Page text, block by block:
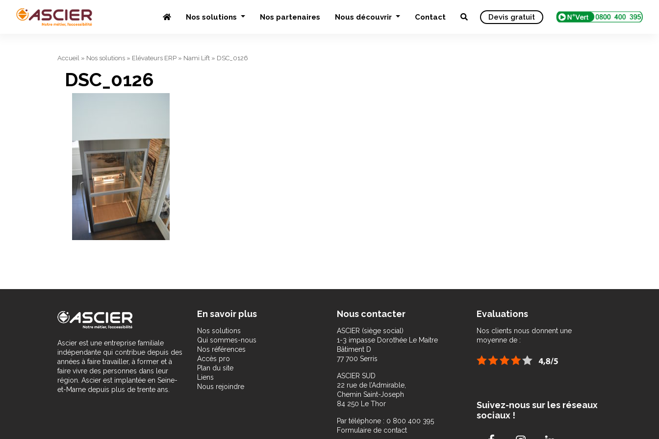
Nos solutions Nos partenaires Nous découvrir Contact Devis gratuit
Accueil » Nos solutions » Elévateurs ERP » Nami Lift » DSC_0126
DSC_0126
Ascier est une entreprise familiale
indépendante qui contribue depuis des
années à faire travailler, à former et à
faire vivre des personnes dans leur
région. Ascier est implantée en Seine-
et-Marne depuis plus de trente ans.
En savoir plus
Nos solutions
Qui sommes-nous
Nos références
Accès pro
Plan du site
Liens
Nous rejoindre
Nous contacter
ASCIER (siège social)
1-3 impasse Dorothée Le Maitre
Bâtiment D
77 700 Serris
ASCIER SUD
22 rue de l’Admirable,
Chemin Saint-Joseph
84 250 Le Thor
Par téléphone : 0 800 400 395
Formulaire de contact
Evaluations
Nos clients nous donnent une
moyenne de :
Suivez-nous sur les réseaux
sociaux !